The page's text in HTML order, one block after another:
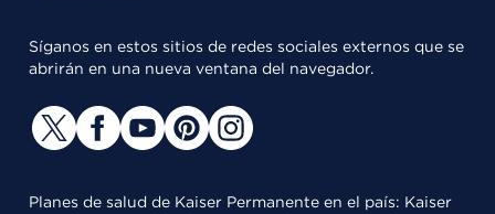
Síganos en estos sitios de redes sociales externos que se
abrirán en una nueva ventana del navegador.
Planes de salud de Kaiser Permanente en el país: Kaiser